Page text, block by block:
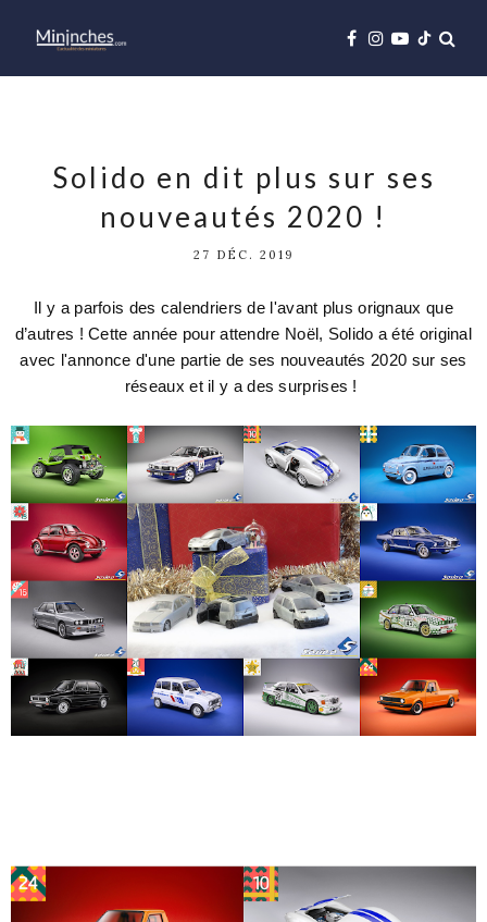
Solido en dit plus sur ses
nouveautés 2020 !
27 DÉC. 2019
Il y a parfois des calendriers de l'avant plus orignaux que
d’autres ! Cette année pour attendre Noël, Solido a été original
avec l'annonce d'une partie de ses nouveautés 2020 sur ses
réseaux et il y a des surprises !